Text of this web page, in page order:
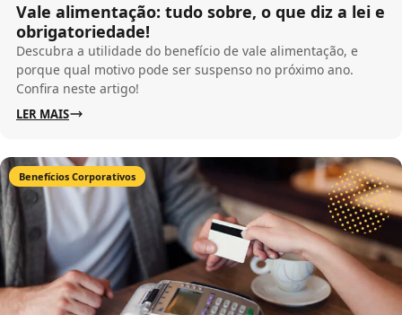
Vale alimentação: tudo sobre, o que diz a lei e
obrigatoriedade!
Descubra a utilidade do benefício de vale alimentação, e
porque qual motivo pode ser suspenso no próximo ano.
Confira neste artigo!
LER MAIS
Benefícios Corporativos